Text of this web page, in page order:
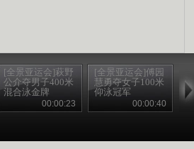
[全景亚运会]萩野
公介夺男子400米
混合泳金牌
00:00:23
[全景亚运会]傅园
慧勇夺女子100米
仰泳冠军
00:00:40